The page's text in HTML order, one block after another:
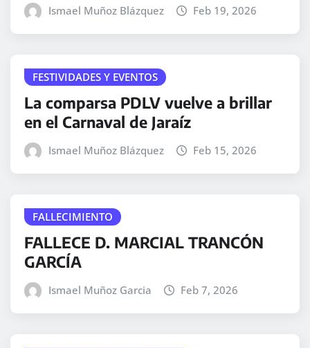
Ismael Muñoz Blázquez Feb 19, 2026
FESTIVIDADES Y EVENTOS
La comparsa PDLV vuelve a brillar
en el Carnaval de Jaraíz
Ismael Muñoz Blázquez Feb 15, 2026
FALLECIMIENTO
FALLECE D. MARCIAL TRANCÓN
GARCÍA
Ismael Muñoz Garcia Feb 7, 2026